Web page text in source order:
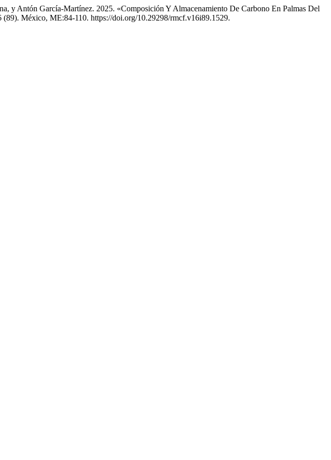
y Antón García-Martínez. 2025. «Composición Y Almacenamiento De Carbono En Palmas Del
(89). México, ME:84-110. https://doi.org/10.29298/rmcf.v16i89.1529.